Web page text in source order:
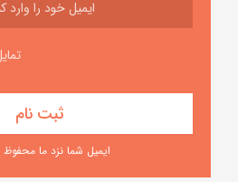
ایمیل شما نزد ما